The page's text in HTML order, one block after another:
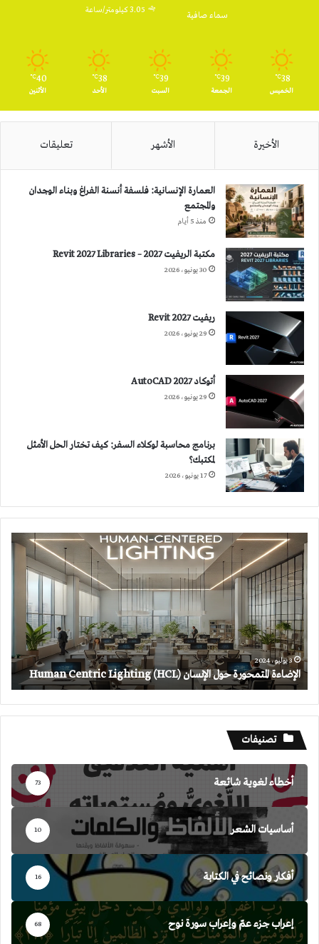
سماء صافية
3.05 كيلومتر/ساعة
38
℃
الخميس
39
℃
الجمعة
39
℃
السبت
38
℃
الأحد
40
℃
الأثنين
الأخيرة الأشهر تعليقات
العمارة الإنسانية: فلسفة أنسنة الفراغ وبناء الوجدان
والمجتمع
منذ 5 أيام
مكتبة الريفيت 2027 – Revit 2027 Libraries
30 يونيو، 2026
ريفيت 2027 Revit
29 يونيو، 2026
أتوكاد 2027 AutoCAD
29 يونيو، 2026
برنامج محاسبة لوكلاء السفر: كيف تختار الحل الأمثل
لمكتبك؟
17 يونيو، 2026
الإضاءة
المتمحورة
حول
الإنسان
(HCL)
Human
Centric
Lighting
3 يوليو، 2024
الإضاءة المتمحورة حول الإنسان (HCL) Human Centric Lighting
تصنيفات
أخطاء لغوية شائعة 73
أساسيات الشعر 10
أفكار ونصائح في الكتابة 16
إعراب جزء عمّ وإعراب سورة نوح 68